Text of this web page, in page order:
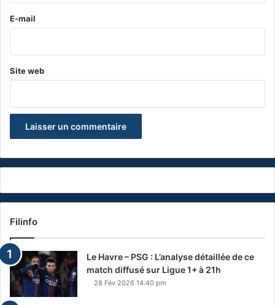
e
E-mail
Site web
Filinfo
Le Havre – PSG : L’analyse détaillée de ce
match diffusé sur Ligue 1+ à 21h
28 Fév 2026 14:40 pm